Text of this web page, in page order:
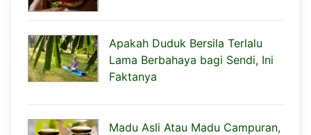
Apakah Duduk Bersila Terlalu
Lama Berbahaya bagi Sendi, Ini
Faktanya
Madu Asli Atau Madu Campuran,